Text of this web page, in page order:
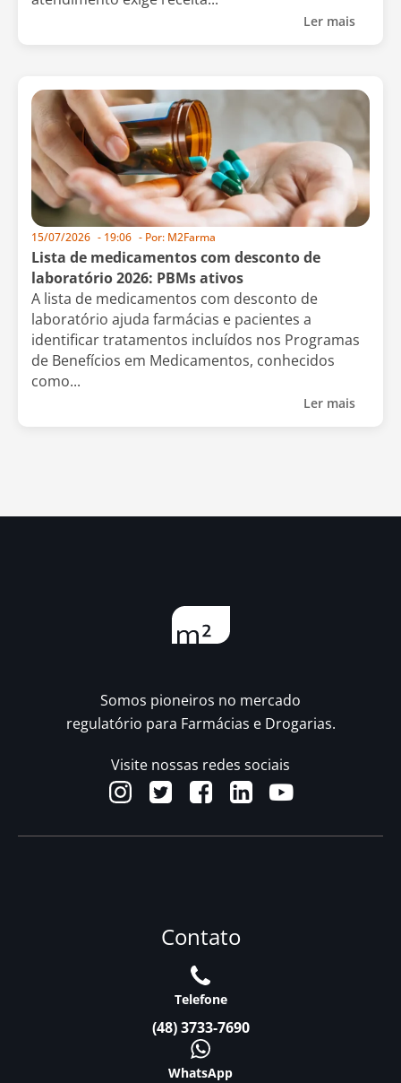
Ler mais
15/07/2026 - 19:06 - Por: M2Farma
Lista de medicamentos com desconto de
laboratório 2026: PBMs ativos
A lista de medicamentos com desconto de
laboratório ajuda farmácias e pacientes a
identificar tratamentos incluídos nos Programas
de Benefícios em Medicamentos, conhecidos
como...
Ler mais
Somos pioneiros no mercado
regulatório para Farmácias e Drogarias.
Visite nossas redes sociais
Contato
Telefone
(48) 3733-7690
WhatsApp